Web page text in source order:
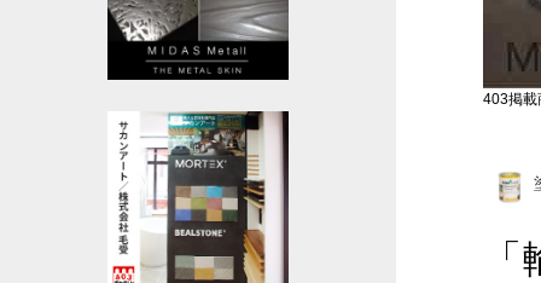
403掲載